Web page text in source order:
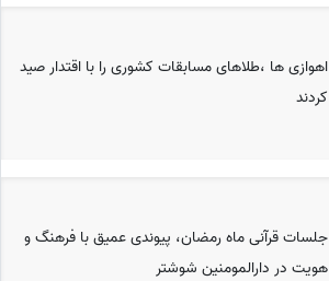
اهوازی ها ،طلاهای مسابقات کشوری را با اقتدار صید
کردند
جلسات قرآنی ماه رمضان، پیوندی عمیق با فرهنگ و
هویت در دارالمومنین شوشتر